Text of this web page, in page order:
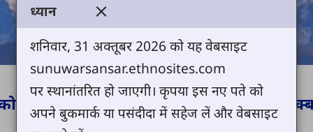
सुनुवार आन रागीमी नेल्ल इन कली स्वागत
ध्यान
शनिवार, 31 अक्तूबर 2026 को यह वेबसाइट
sunuwarsansar.ethnosites.com
पर स्थानांतरित हो जाएगी। कृपया इस नए पते को
अपने बुकमार्क या पसंदीदा में सहेज लें और वेबसाइट